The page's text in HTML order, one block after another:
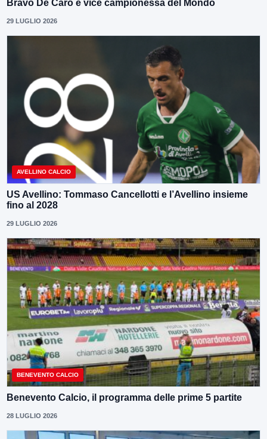
Bravo De Caro é vice campionessa del Mondo
29 LUGLIO 2026
AVELLINO CALCIO
US Avellino: Tommaso Cancellotti e l’Avellino insieme
fino al 2028
29 LUGLIO 2026
BENEVENTO CALCIO
Benevento Calcio, il programma delle prime 5 partite
28 LUGLIO 2026